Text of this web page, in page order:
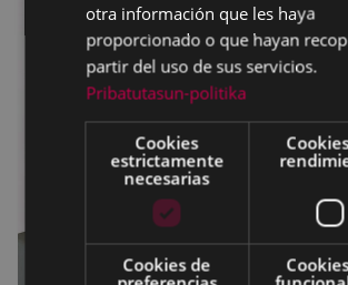
otra información que les haya
proporcionado o que hayan
partir del uso de sus servicios.
Pribatutasun-politika
Cookies
estrictamente
necesarias
Cookies de